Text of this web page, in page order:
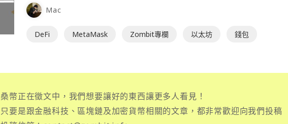
Mac
DeFi MetaMask Zombit專欄 以太坊 錢包
桑幣正在徵文中，我們想要讓好的東西讓更多人看見！
只要是跟金融科技、區塊鏈及加密貨幣相關的文章，都非常歡迎向我們投稿